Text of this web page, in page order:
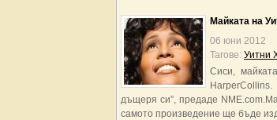
Майката на
06 юни 2012
Тагове: Уитни
Сиси,
дъщеря си”, предаде
самото произведение ще бъде